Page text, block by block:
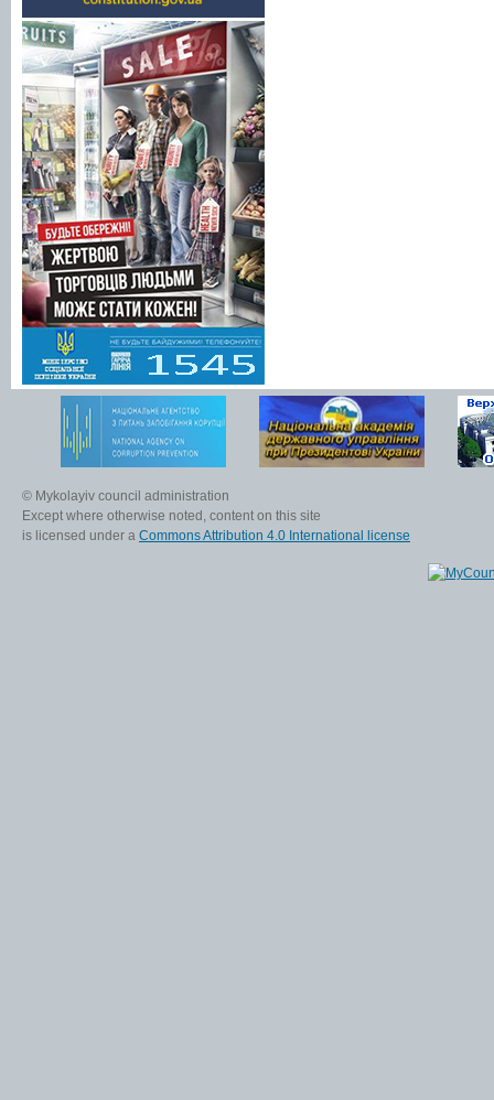
© Mykolayiv council administration
Except where otherwise noted, content on this site
is licensed under a Commons Attribution 4.0 International license